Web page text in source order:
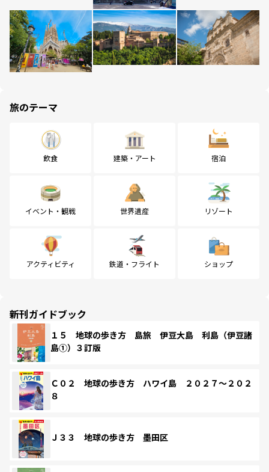
旅のテーマ
飲食 建築・アート 宿泊
イベント・観戦 世界遺産 リゾート
アクティビティ 鉄道・フライト ショップ
新刊ガイドブック
１５ 地球の歩き方 島旅 伊豆大島 利島（伊豆諸
島①）３訂版
Ｃ０２ 地球の歩き方 ハワイ島 ２０２７～２０２
８
Ｊ３３ 地球の歩き方 墨田区